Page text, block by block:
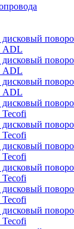
дисковый
ADL
дисковый
ADL
дисковый
ADL
дисковый
дисковый
дисковый
дисковый
дисковый
дисковый